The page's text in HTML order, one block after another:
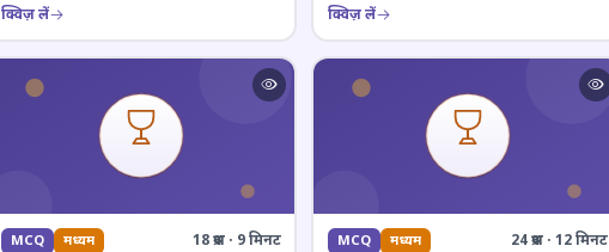
क्विज़ लें
क्विज़ लें
MCQ मध्यम 18 प्रश्न · 9 मिनट MCQ मध्यम 24 प्रश्न · 12 मिनट